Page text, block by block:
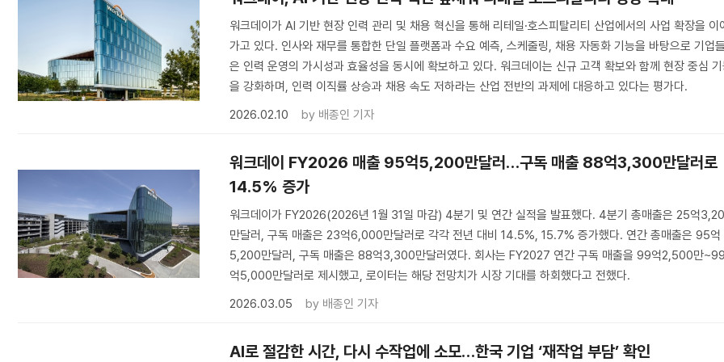
워크데이가 AI 기반 현장 인력 관리 및 채용 혁신을 통해 리테일·호스피탈리티 산업에서의 사업 확장을 이
가고 있다. 인사와 재무를 통합한 단일 플랫폼과 수요 예측, 스케줄링, 채용 자동화 기능을 바탕으로 기업들
은 인력 운영의 가시성과 효율성을 동시에 확보하고 있다. 워크데이는 신규 고객 확보와 함께 현장 중심 기
을 강화하며, 인력 이직률 상승과 채용 속도 저하라는 산업 전반의 과제에 대응하고 있다는 평가다.
2026.02.10
by 배종인 기자
워크데이 FY2026 매출 95억5,200만달러…구독 매출 88억3,300만달러로
14.5% 증가
워크데이가 FY2026(2026년 1월 31일 마감) 4분기 및 연간 실적을 발표했다. 4분기 총매출은 25억
만달러, 구독 매출은 23억6,000만달러로 각각 전년 대비 14.5%, 15.7% 증가했다. 연간 총매출은 95억
5,200만달러, 구독 매출은 88억3,300만달러였다. 회사는 FY2027 연간 구독 매출을 99억2,500만~99
억5,000만달러로 제시했고, 로이터는 해당 전망치가 시장 기대를 하회했다고 전했다.
2026.03.05
by 배종인 기자
AI로 절감한 시간, 다시 수작업에 소모…한국 기업 ‘재작업 부담’ 확인